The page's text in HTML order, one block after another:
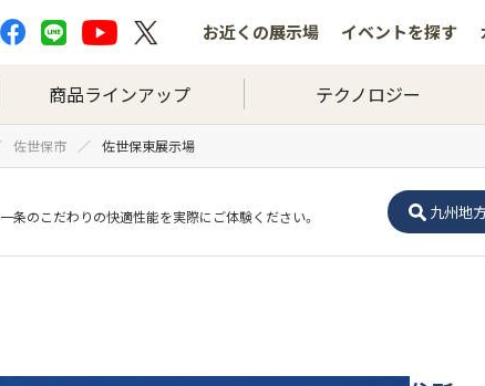
お近くの展示場 イベントを探す
商品ラインアップ テクノロジー
佐世保市 佐世保東展示場
一条のこだわりの快適性能を実際にご体験ください。 九州地